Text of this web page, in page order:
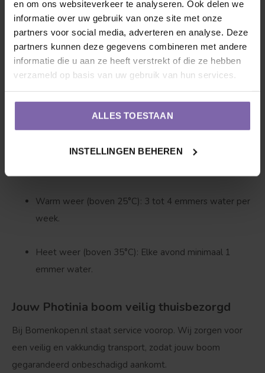
en om ons websiteverkeer te analyseren. Ook delen we
informatie over uw gebruik van onze site met onze
partners voor social media, adverteren en analyse. Deze
partners kunnen deze gegevens combineren met andere
informatie die u aan ze heeft verstrekt of die ze hebben
verzameld op basis van uw gebruik van hun services.
ALLES TOESTAAN
INSTELLINGEN BEHEREN
bij voorkeur direct na de bloei in de zomer. Knip de
uitlopende takken simpelweg terug tot de gewenste vorm
(bol of scherm). Hierdoor stimuleer je ook weer de groei
van die prachtige rode bladeren!
3. Hoeveel water heeft een Photinia nodig?
Vooral in de periode net na het planten heeft de boom
voldoende water nodig om goed te wortelen:
Warm weer (boven 25°C): 3 tot 4 emmers water per
week.
Heet weer (boven 35°C): Elke avond minimaal 1
emmer water.
Jouw Photinia boom veilig thuisbezorgd
Bij Bomenkopen.nl staat service voorop. Wij zorgen voor
een veilig en vakkundig transport, zodat jouw boom
gegarandeerd onbeschadigd aankomt.